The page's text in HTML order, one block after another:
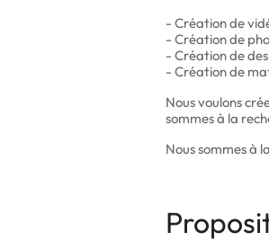
- Création de
- Création de
- Création de
- Création de
Nous voulons
sommes à la
Nous sommes à